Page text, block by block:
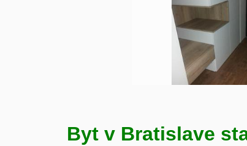
Byt v Bratislave